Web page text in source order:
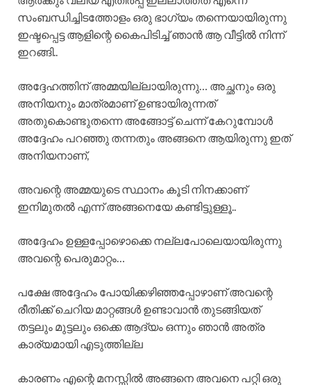
സംബന്ധിച്ചിടത്തോളം ഒരു ഭാഗ്യം തന്നെയായിരുന്നു
ഇഷ്ടപ്പെട്ട ആളിന്റെ കൈപിടിച്ച് ഞാൻ ആ വീട്ടിൽ നിന്ന്
ഇറങ്ങി..
അദ്ദേഹത്തിന് അമ്മയില്ലായിരുന്നു… അച്ഛനും ഒരു
അനിയനും മാത്രമാണ് ഉണ്ടായിരുന്നത്
അതുകൊണ്ടുതന്നെ അങ്ങോട്ട് ചെന്ന് കേറുമ്പോൾ
അദ്ദേഹം പറഞ്ഞു തന്നതും അങ്ങനെ ആയിരുന്നു ഇത്
അനിയനാണ്,
അവന്റെ അമ്മയുടെ സ്ഥാനം കൂടി നിനക്കാണ്
ഇനിമുതൽ എന്ന് അങ്ങനെയേ കണ്ടിട്ടുള്ളൂ..
അദ്ദേഹം ഉള്ളപ്പോഴൊക്കെ നല്ലപോലെയായിരുന്നു
അവന്റെ പെരുമാറ്റം…
പക്ഷേ അദ്ദേഹം പോയിക്കഴിഞ്ഞപ്പോഴാണ് അവന്റെ
രീതിക്ക് ചെറിയ മാറ്റങ്ങൾ ഉണ്ടാവാൻ തുടങ്ങിയത്
തട്ടലും മുട്ടലും ഒക്കെ ആദ്യം ഒന്നും ഞാൻ അത്ര
കാര്യമായി എടുത്തില്ല
കാരണം എന്റെ മനസ്സിൽ അങ്ങനെ അവനെ പറ്റി ഒരു